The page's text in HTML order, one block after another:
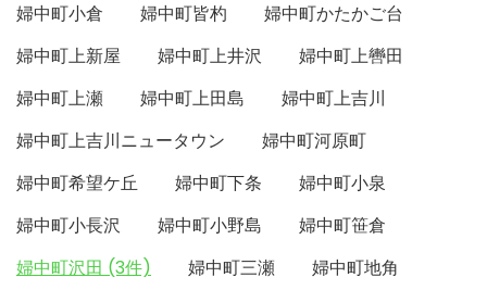
婦中町小倉
婦中町皆杓
婦中町かたかご台
婦中町上新屋
婦中町上井沢
婦中町上轡田
婦中町上瀬
婦中町上田島
婦中町上吉川
婦中町上吉川ニュータウン
婦中町河原町
婦中町希望ケ丘
婦中町下条
婦中町小泉
婦中町小長沢
婦中町小野島
婦中町笹倉
婦中町沢田 (3件)
婦中町三瀬
婦中町地角